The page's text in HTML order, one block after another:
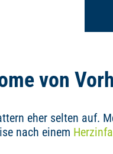
von
eher selten auf.
nach einem